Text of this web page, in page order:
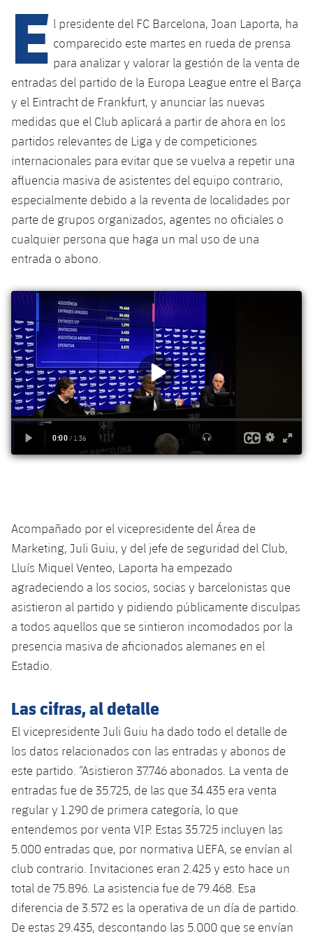
plusicon
más
Instalaciones
Spotify Camp Nou
Palau Blaugrana
Estadi Johan Cruyff
Barça Cafe
La Masia
plusicon
más
Servicios Médicos
Accesibilidad
plusicon
más
Acreditaciones
Instalaciones
SUB13
SUB12
SUB11 A
SUB11 B
SUB10 A
SUB10 B
SUB9 A
SUB8 A
SUB8 B
SUB13 B
SUB12 C
SUB11 C
Gameday Shows
Resultados
Clasificación
Jugadores
Historia
Barça Atlètic
Junior
Cadete A
Cadete B
Infantil A
Infantil B
Mini
PLUSICON
MÁS
Primer Equipo
plusicon
más
Actualidad
Entradas
Resultados
Clasificaciones
Jugadores
Fotos
Historia
Palmarés
Barça Atlètic
plusicon
más
Actualidad
Resultados
Clasificaciones
Jugadores
Fotos
Base
plusicon
más
Actualidad
Juvenil
Cadete A
Cadete B
Infantil A
Infantil B
PLUSICON
MÁS
plusicon
más
Calendario
Entradas
Resultados
Clasificaciones
Jugadors
Historia
Actualidad
Calendario
Resultados
Jugadores
Clasificaciones
Base
plusicon
más
Actualidad
Juvenil
Cadete
Infantil
Campus Verano
PLUSICON
MÁS
Primer equipo
plusicon
más
Actualidad
Entradas
Resultados
Clasificaciones
Jugadores
Historia
Palmarés
Barça Atlètic
Calendario
Resultados
Jugadores
Clasificaciones
Actualidad
Barça C
Junior
Juvenil
Alevín
Campus Verano
PLUSICON
MÁS
Información general
plusicon
Noticias
Atletismo
Masculino
Femenino
Agenda
Actualidad
Calendario
Resultados
Clasificaciones
Hockey sobre hielo
plusicon
más
Actualidad
Calendario
Resultados
Clasificaciones
Hockey hierba
plusicon
más
Noticias
Hockey Hierba Masculino
Hockey Hierba Femenino
Patinaje artístico
plusicon
más
Actualidad
Agenda
Escuela de Patinaje
Rugby
plusicon
más
Voleibol
plusicon
más
E l presidente del FC Barcelona, Joan Laporta, ha
comparecido este martes en rueda de prensa
para analizar y valorar la gestión de la venta de
entradas del partido de la Europa League entre el Barça
y el Eintracht de Frankfurt, y anunciar las nuevas
medidas que el Club aplicará a partir de ahora en los
partidos relevantes de Liga y de competiciones
internacionales para evitar que se vuelva a repetir una
afluencia masiva de asistentes del equipo contrario,
especialmente debido a la reventa de localidades por
parte de grupos organizados, agentes no oficiales o
cualquier persona que haga un mal uso de una
entrada o abono.
Acompañado por el vicepresidente del Área de
Marketing, Juli Guiu, y del jefe de seguridad del Club,
Lluís Miquel Venteo, Laporta ha empezado
agradeciendo a los socios, socias y barcelonistas que
asistieron al partido y pidiendo públicamente disculpas
a todos aquellos que se sintieron incomodados por la
presencia masiva de aficionados alemanes en el
Estadio.
Las cifras, al detalle
El vicepresidente Juli Guiu ha dado todo el detalle de
los datos relacionados con las entradas y abonos de
este partido. “Asistieron 37.746 abonados. La venta de
entradas fue de 35.725, de las que 34.435 era venta
regular y 1.290 de primera categoría, lo que
entendemos por venta VIP. Estas 35.725 incluyen las
5.000 entradas que, por normativa UEFA, se envían al
club contrario. Invitaciones eran 2.425 y esto hace un
total de 75.896. La asistencia fue de 79.468. Esa
diferencia de 3.572 es la operativa de un día de partido.
De estas 29.435, descontando las 5.000 que se envían